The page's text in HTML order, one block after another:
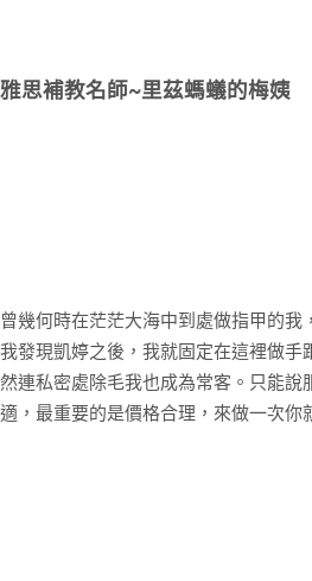
雅思補教名師~里茲螞蟻的梅姨
曾幾何時在茫茫大海中到處做指甲的我
我發現凱婷之後，我就固定在這裡做手
然連私密處除毛我也成為常客。只能說
適，最重要的是價格合理，來做一次